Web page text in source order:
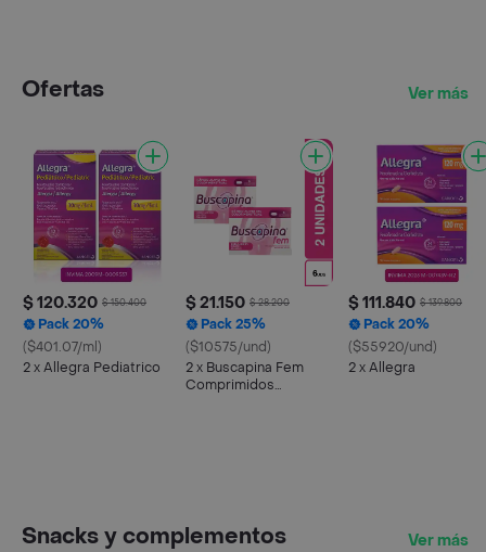
Ofertas Ver más
$ 120.320 $ 150.400
Pack 20%
($401.07/ml)
2 x Allegra Pediatrico
$ 21.150 $ 28.200
Pack 25%
($10575/und)
2 x Buscapina Fem
Comprimidos
$ 111.840 $ 139.800
Pack 20%
($55920/und)
2 x Allegra
Snacks y complementos Ver más